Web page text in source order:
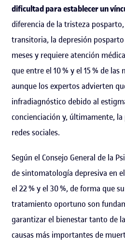
dificultad para establecer un
diferencia de la tristeza
transitoria, la depresión
meses y requiere atención
que entre el 10 % y el 15 % de las
aunque los expertos advierten
infradiagnóstico debido al
concienciación y, últimamente,
redes sociales.
Según el Consejo General de la
de sintomatología depresiva en
el 22 % y el 30 %, de forma que
tratamiento oportuno son
garantizar el bienestar tanto de
causas más importantes de